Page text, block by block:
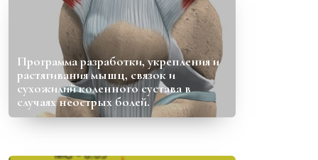
Программа разработки, укрепления и
растягивания мышц, связок и
сухожилий коленного сустава в
случаях неострых болей.